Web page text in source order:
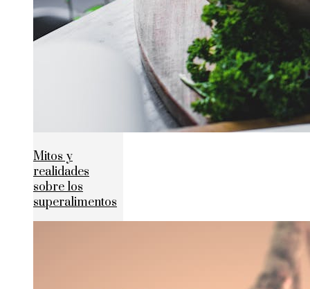
Mitos y
realidades
sobre los
superalimentos